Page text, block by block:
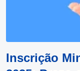
Inscrição